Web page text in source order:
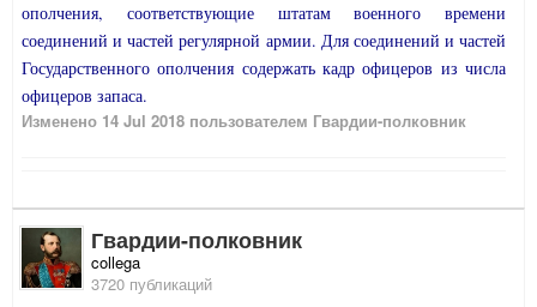
ополчения, соответствующие штатам военного времени
соединений и частей регулярной армии. Для соединений и частей
Государственного ополчения содержать кадр офицеров из числа
офицеров запаса.
Изменено 14 Jul 2018 пользователем Гвардии-полковник
Гвардии-полковник
collega
3720 публикаций